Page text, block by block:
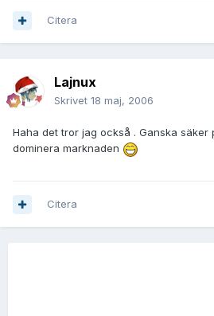
Citera
Lajnux
Skrivet 18 maj, 2006
Haha det tror jag också . Ganska säker
dominera marknaden
Citera